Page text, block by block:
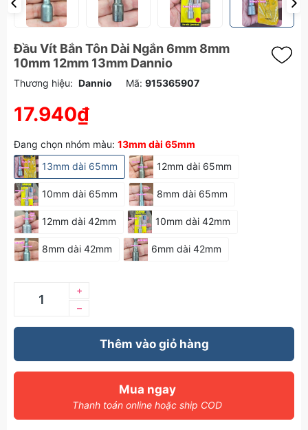
Đầu Vít Bắn Tôn Dài Ngắn 6mm 8mm
10mm 12mm 13mm Dannio
Thương hiệu: Dannio Mã: 915365907
17.940₫
Đang chọn nhóm màu: 13mm dài 65mm
13mm dài 65mm
12mm dài 65mm
10mm dài 65mm 8mm dài 65mm
12mm dài 42mm 10mm dài 42mm
8mm dài 42mm 6mm dài 42mm
–
+
Thêm vào giỏ hàng
Mua ngay
Thanh toán online hoặc ship COD